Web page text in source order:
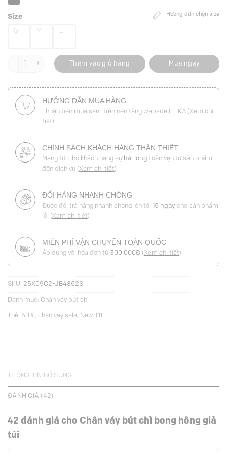
Hướng dẫn chọn size
Size
S M L
Chân váy bút chì bong hông giả túi số lượng
Thêm vào giỏ hàng Mua ngay
HƯỚNG DẪN MUA HÀNG
Thuận tiện mua sắm trên nền tảng website LEIKA (Xem chi
tiết)
CHÍNH SÁCH KHÁCH HÀNG THÂN THIẾT
Mang tới cho khách hàng sự hài lòng toàn vẹn từ sản phẩm
đến dịch vụ (Xem chi tiết)
ĐỔI HÀNG NHANH CHÓNG
Được đổi trả hàng nhanh chóng lên tới 15 ngày cho sản phẩm
lỗi (Xem chi tiết)
MIỄN PHÍ VẬN CHUYỂN TOÀN QUỐC
Áp dụng với hóa đơn từ 300.000Đ(Xem chi tiết)
SKU: 25X09C2-JB4852S
Danh mục: Chân váy bút chì
Thẻ: 50%, chân váy sale, New T11
THÔNG TIN BỔ SUNG
ĐÁNH GIÁ (42)
42 đánh giá cho Chân váy bút chì bong hông giả
túi